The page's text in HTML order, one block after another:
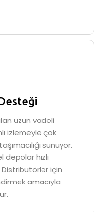
uzun vadeli
izlemeyle çok
sunuyor.
hızlı
için
amacıyla